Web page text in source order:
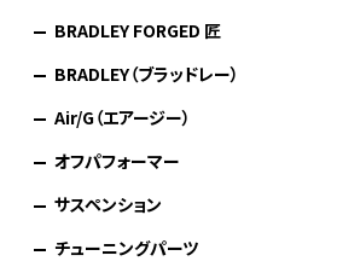
BRADLEY FORGED 匠
BRADLEY（ブラッドレー）
Air/G（エアージー）
オフパフォーマー
サスペンション
チューニングパーツ